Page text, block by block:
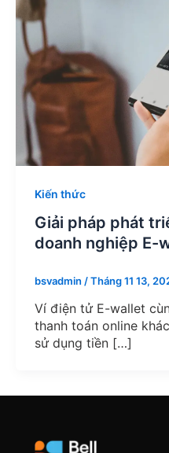
Kiến thức
Giải pháp phát
doanh nghiệp E-
bsvadmin /Tháng 11 13,
Ví điện tử E-wallet
thanh toán online
sử dụng tiền […]